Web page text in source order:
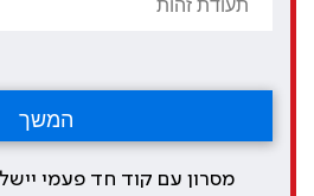
מסרון עם קוד חד פעמי